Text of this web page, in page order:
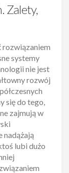
Zalety,
rozwiązaniem
systemy
nie jest
rozwój
się do tego,
zajmują w
nadążają
lubi dużo